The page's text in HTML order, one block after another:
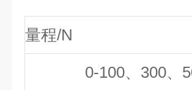
量程/N
0-100、300、